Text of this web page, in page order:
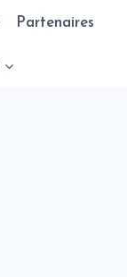
Partenaires